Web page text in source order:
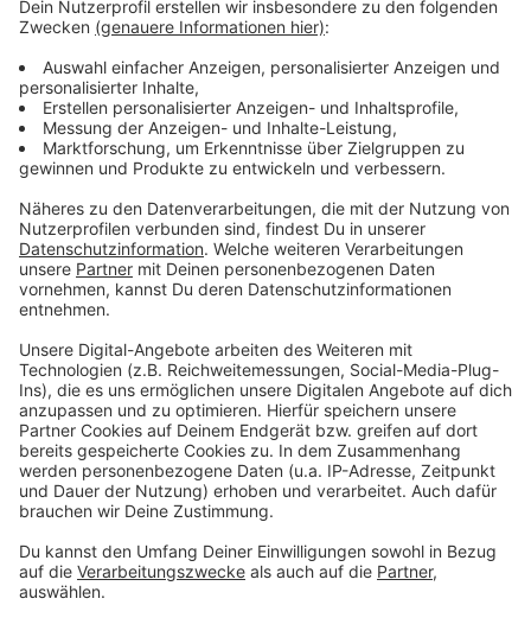
Wer denkt, dass sich ausschließlich pop-artige Tracks
auf dem Kliemann-Album befinden, irrt sich. Denn allein
der erste Song "Erste Minute" bedient nämlich eher
das Genre Hip-Hop beziehungsweise Rap. Es sind also
einige Überraschungen für den Hörer dabei -
Deutschpop inklusive. Inhaltlich orientiert sich das
Album vor allem an dem Leben junger, planloser
Menschen, die so gut es geht frei sein möchten und
Alltagssorgen vergessen machen wollen.
Anzeige
Album nur noch digital erhältlich - Spende an
neue Künstler
Anzeige
Die limitierte Anzahl an CD-Exemplaren war sofort
ausverkauft. Seitdem gibt es das Album nur noch
digital. Dabei tut Kliemann auch noch etwas gutes für
die Künstlerszene: